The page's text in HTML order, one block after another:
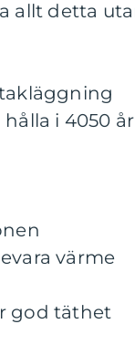
allt detta
i 4050 år
värme
god täthet